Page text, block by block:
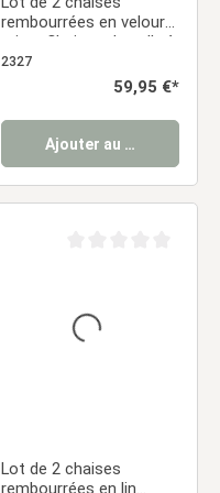
rembourrées en velours
gris – Chaises de salle à
manger élégantes sans
accoudoirs, avec
2327
Prix régulier :
59,95 €*
Ajouter au panier
Lot de 2 chaises
rembourrées en lin